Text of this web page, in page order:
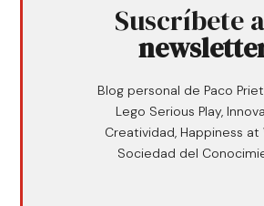
Suscríbete
Blog personal de Paco
Lego Serious Play,
Creatividad, Happiness at
Sociedad del